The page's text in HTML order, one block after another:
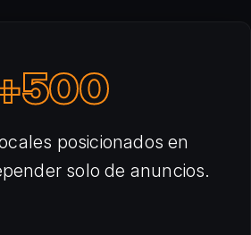
posicionados en
solo de anuncios.